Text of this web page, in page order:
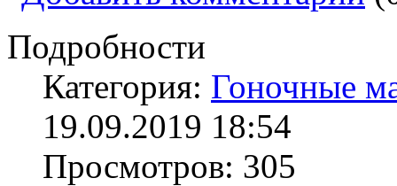
Подробности
Категория: Гоночные
19.09.2019 18:54
Просмотров: 305